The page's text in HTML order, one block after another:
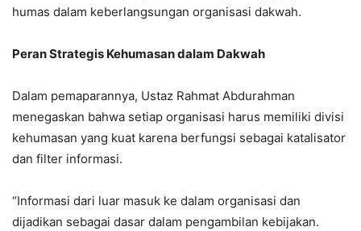
humas dalam keberlangsungan organisasi dakwah.
Peran Strategis Kehumasan dalam Dakwah
Dalam pemaparannya, Ustaz Rahmat Abdurahman
menegaskan bahwa setiap organisasi harus memiliki divisi
kehumasan yang kuat karena berfungsi sebagai katalisator
dan filter informasi.
“Informasi dari luar masuk ke dalam organisasi dan
dijadikan sebagai dasar dalam pengambilan kebijakan.